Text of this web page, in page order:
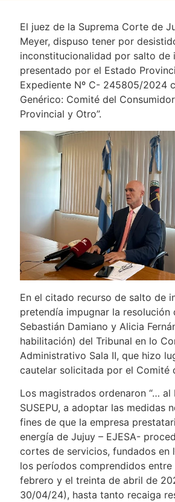
El juez de la Suprema Corte de
Meyer, dispuso tener por
inconstitucionalidad por salto de
presentado por el Estado
Expediente Nº C- 245805/2024
Genérico: Comité del
Provincial y Otro”.
En el citado recurso de salto de
pretendía impugnar la resolución
Sebastián Damiano y Alicia
habilitación) del Tribunal en lo
Administrativo Sala II, que hizo
cautelar solicitada por el Comité
Los magistrados ordenaron “… al
SUSEPU, a adoptar las medidas
fines de que la empresa
energía de Jujuy – EJESA-
cortes de servicios, fundados en
los períodos comprendidos
febrero y el treinta de abril de
30/04/24), hasta tanto recaiga